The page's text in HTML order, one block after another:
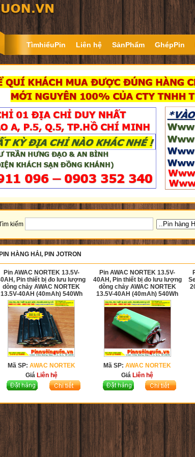
TìmhiểuPin Liên hệ SảnPhẩm GhépPin
kiếm
PIN HÀNG HẢI, PIN JOTRON
Pin AWAC NORTEK 13.5V-
Pin thiết bị đo lưu lượng
dòng chảy AWAC NORTEK
13.5V-40AH (40mAh) 540Wh
Mã SP: AWAC NORTEK
Giá Liên hệ
Pin AWAC NORTEK 13.5V-
40AH, Pin thiết bị đo lưu lượng
dòng chảy AWAC NORTEK
13.5V-40AH (40mAh) 540Wh
Mã SP:AWAC NORTEK
Giá Liên hệ